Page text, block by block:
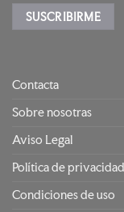
Contacta
Sobre nosotras
Aviso Legal
Política de privacidad
Condiciones de uso